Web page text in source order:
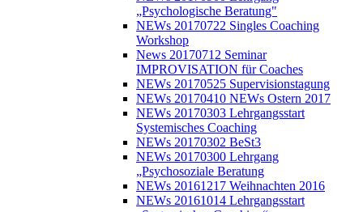
„Psychologische Beratung"
NEWs 20170722 Singles Coaching
Workshop
News 20170712 Seminar
IMPROVISATION für Coaches
NEWs 20170525 Supervisionstagung
NEWs 20170410 NEWs Ostern 2017
NEWs 20170303 Lehrgangsstart
Systemisches Coaching
NEWs 20170302 BeSt3
NEWs 20170300 Lehrgang
„Psychosoziale Beratung
NEWs 20161217 Weihnachten 2016
NEWs 20161014 Lehrgangsstart